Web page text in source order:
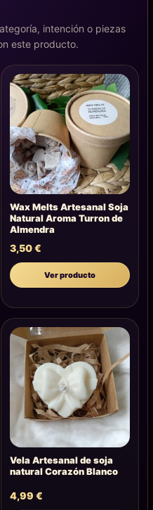
intención o piezas
este producto.
Wax Melts Artesanal Soja
Natural Aroma Turron de
Almendra
3,50€
Ver producto
Vela Artesanal de soja
natural Corazón Blanco
4,99 €